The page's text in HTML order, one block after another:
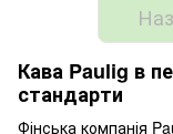
Кава Paulig в
стандарти
Фінська компанія